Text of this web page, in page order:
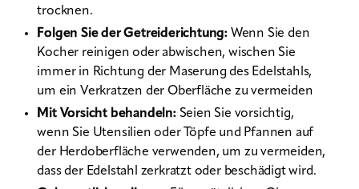
trocknen.
Folgen Sie der Getreiderichtung: Wenn Sie den
Kocher reinigen oder abwischen, wischen Sie
immer in Richtung der Maserung des Edelstahls,
um ein Verkratzen der Oberfläche zu vermeiden
Mit Vorsicht behandeln:Seien Sie vorsichtig,
wenn Sie Utensilien oder Töpfe und Pfannen auf
der Herdoberfläche verwenden, um zu vermeiden,
dass der Edelstahl zerkratzt oder beschädigt wird.